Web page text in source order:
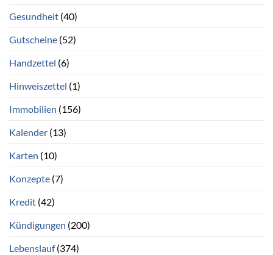
Gesundheit (40)
Gutscheine (52)
Handzettel (6)
Hinweiszettel (1)
Immobilien (156)
Kalender (13)
Karten (10)
Konzepte (7)
Kredit (42)
Kündigungen (200)
Lebenslauf(374)